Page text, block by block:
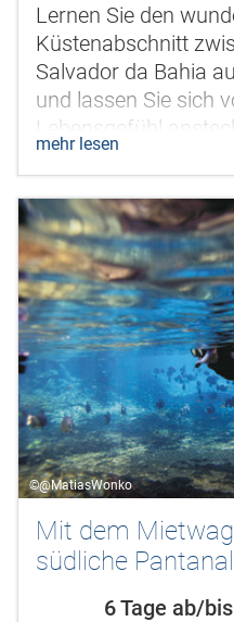
Lernen Sie den
Küstenabschnitt
Salvador da Bahia
und lassen Sie sich
Lebensgefühl
glasklares Wasser,
und...
mehr lesen
©@MatiasWonko
Mit dem
südliche Pantanal
6 Tage ab/